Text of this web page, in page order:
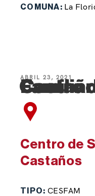
COMUNA: La
ABRIL 23, 2021
Centro de Salud Familiar Los
Centro de
Castaños
TIPO: CESFAM